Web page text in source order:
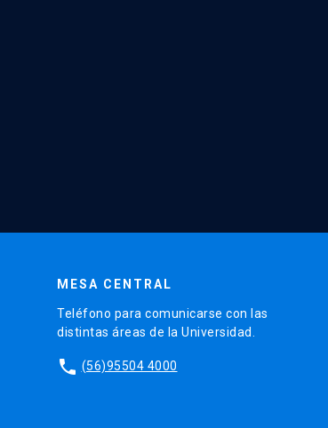
MESA CENTRAL
Teléfono para comunicarse con las
distintas áreas de la Universidad.
phone (56)95504 4000